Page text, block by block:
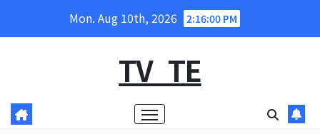
Mon. Aug 10th, 2026 2:16:02 PM
TV_TE